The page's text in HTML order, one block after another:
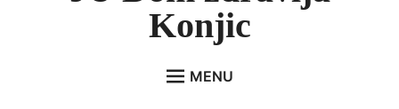
Konjic
MENU